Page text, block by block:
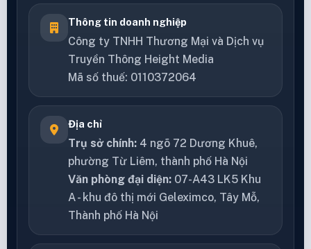
Thông tin doanh nghiệp
Công ty TNHH Thương Mại và Dịch vụ
Truyền Thông Height Media
Mã số thuế: 0110372064
Địa chỉ
Trụ sở chính: 4 ngõ 72 Dương Khuê,
phường Từ Liêm, thành phố Hà Nội
Văn phòng đại diện: 07-A43 LK5 Khu
A - khu đô thị mới Geleximco, Tây Mỗ,
Thành phố Hà Nội